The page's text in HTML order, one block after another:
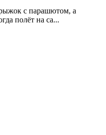
с парашютом, а
полёт на са...